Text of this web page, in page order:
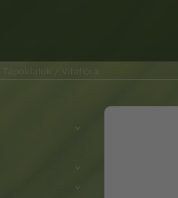
/ Tápoldatok / Vitaflóra